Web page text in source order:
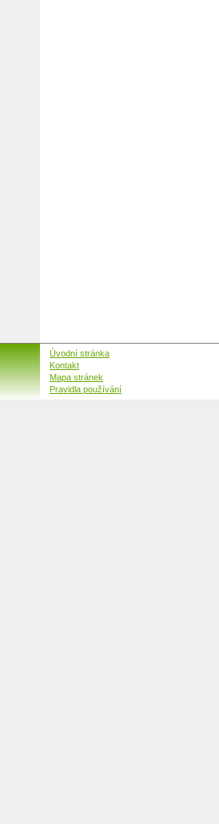
Úvodní stránka
Kontakt
Mapa stránek
Pravidla používání